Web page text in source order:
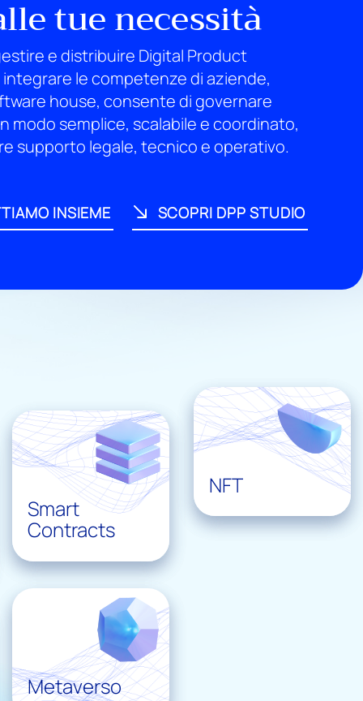
tue necessità
e distribuire Digital Product
le competenze di aziende,
house, consente di governare
modo semplice, scalabile e coordinato,
supporto legale, tecnico e operativo.
INSIEME SCOPRI DPP STUDIO
Smart
Contracts
NFT
Metaverso